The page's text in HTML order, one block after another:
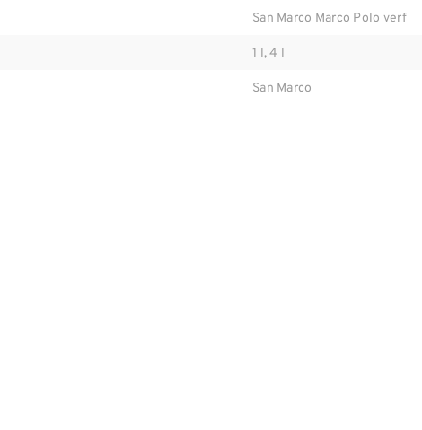
San Marco Marco Polo verf
1 l, 4 l
San Marco